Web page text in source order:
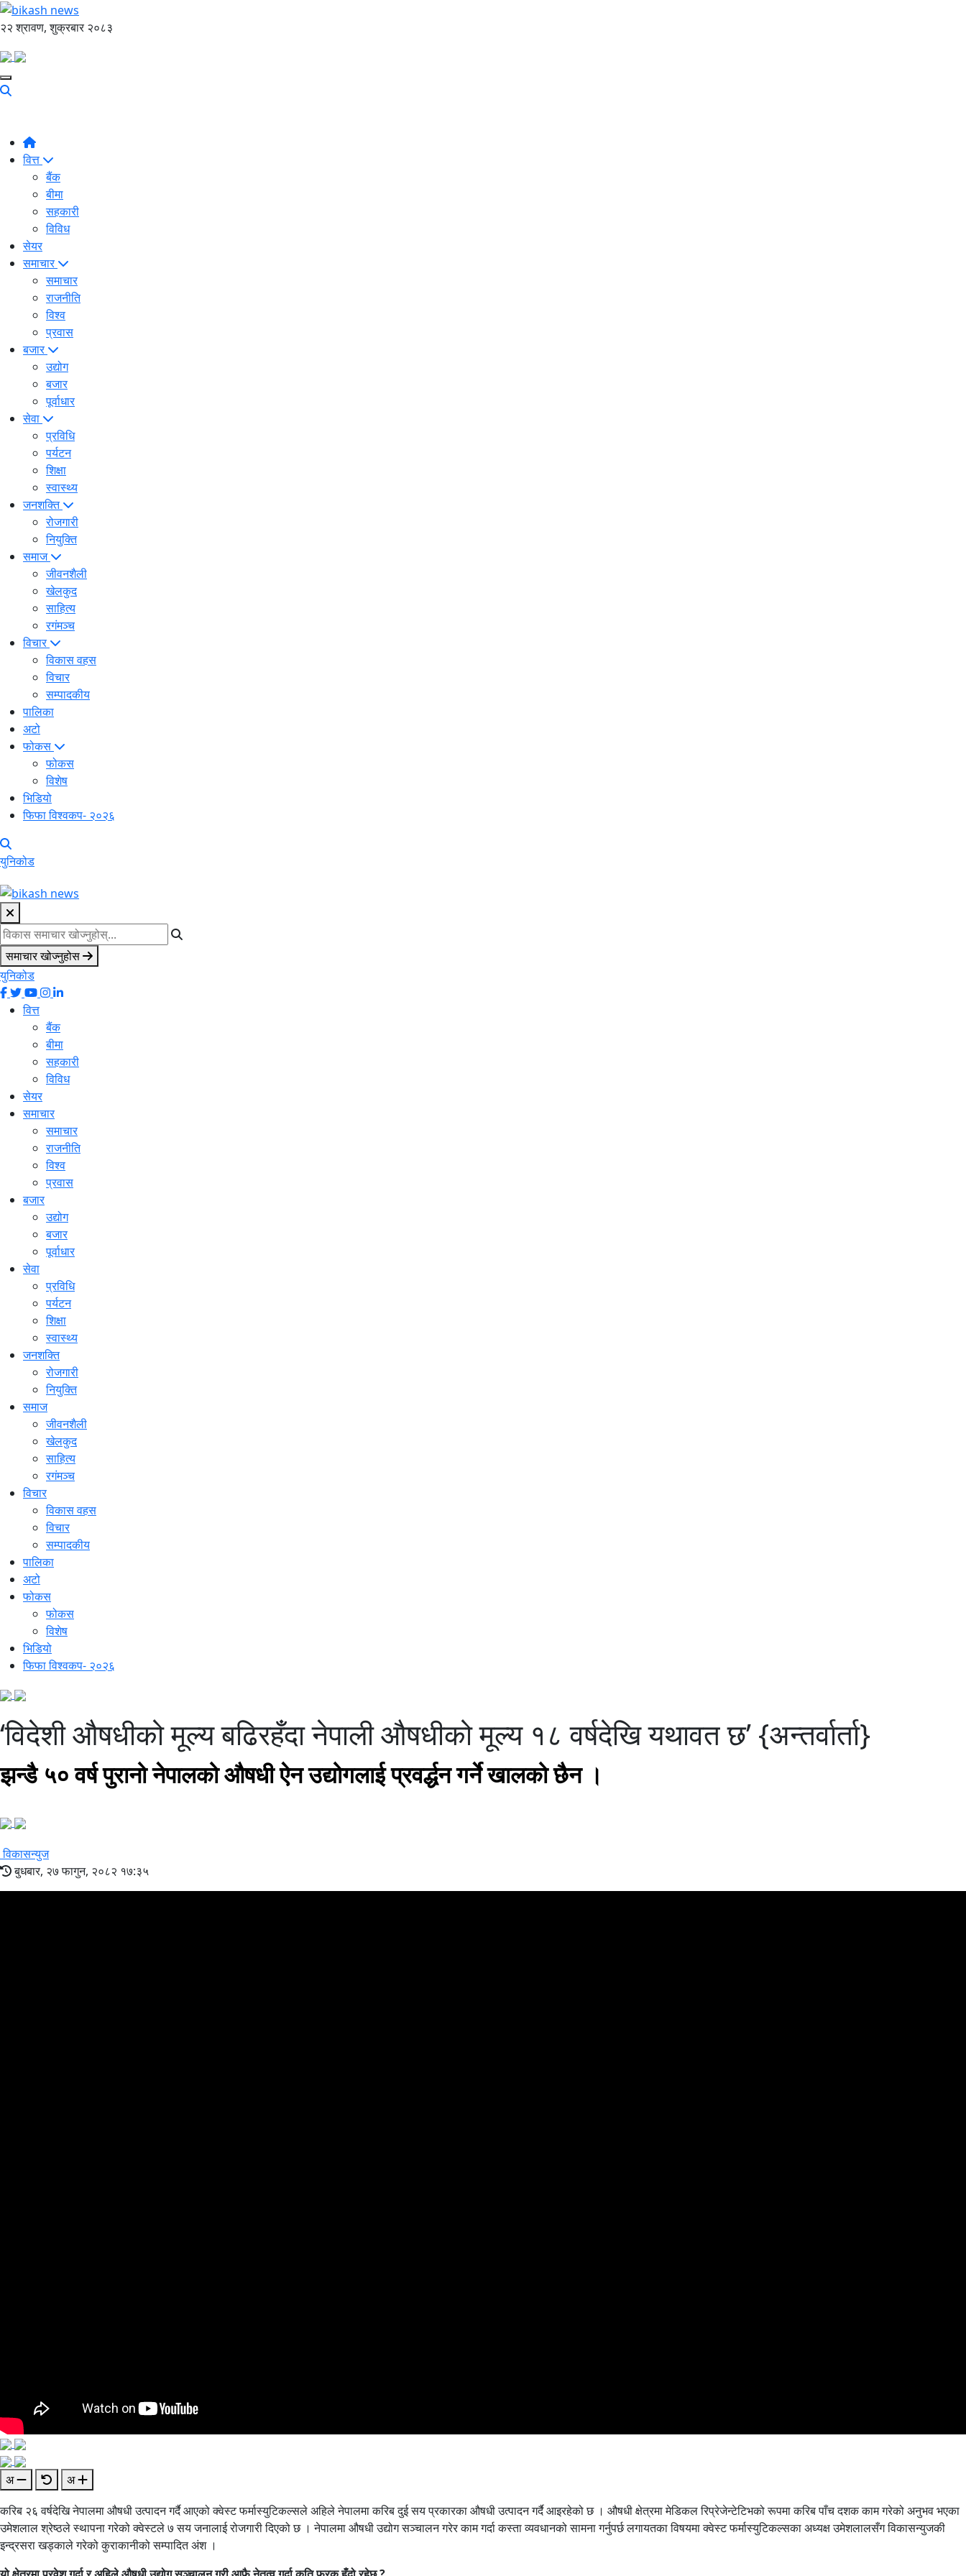
२२ श्रावण, शुक्रबार २०८३
वित्त
बैंक
बीमा
सहकारी
विविध
सेयर
समाचार
समाचार
राजनीति
विश्व
प्रवास
बजार
उद्योग
बजार
पूर्वाधार
सेवा
प्रविधि
पर्यटन
शिक्षा
स्वास्थ्य
जनशक्ति
रोजगारी
नियुक्ति
समाज
जीवनशैली
खेलकुद
साहित्य
रगंमञ्च
विचार
विकास वहस
विचार
सम्पादकीय
पालिका
अटो
फोकस
फोकस
विशेष
भिडियो
फिफा विश्वकप- २०२६
युनिकोड
समाचार खोज्नुहोस
युनिकोड
वित्त
बैंक
बीमा
सहकारी
विविध
सेयर
समाचार
समाचार
राजनीति
विश्व
प्रवास
बजार
उद्योग
बजार
पूर्वाधार
सेवा
प्रविधि
पर्यटन
शिक्षा
स्वास्थ्य
जनशक्ति
रोजगारी
नियुक्ति
समाज
जीवनशैली
खेलकुद
साहित्य
रगंमञ्च
विचार
विकास वहस
विचार
सम्पादकीय
पालिका
अटो
फोकस
फोकस
विशेष
भिडियो
फिफा विश्वकप- २०२६
‘विदेशी औषधीको मूल्य बढिरहँदा नेपाली औषधीको मूल्य १८ वर्षदेखि यथावत छ’ {अन्तर्वार्ता}
झन्डै ५० वर्ष पुरानो नेपालको औषधी ऐन उद्योगलाई प्रवर्द्धन गर्ने खालको छैन ।
विकासन्युज
बुधबार, २७ फागुन, २०८२ १७:३५
अ
अ
करिब २६ वर्षदेखि नेपालमा औषधी उत्पादन गर्दै आएको क्वेस्ट फर्मास्युटिकल्सले अहिले नेपालमा करिब दुई सय प्रकारका औषधी उत्पादन गर्दै आइरहेको छ । औषधी क्षेत्रमा मेडिकल रिप्रेजेन्टेटिभको रूपमा करिब पाँच दशक काम गरेको अनुभव भएका
उमेशलाल श्रेष्ठले स्थापना गरेको क्वेस्टले ७ सय जनालाई रोजगारी दिएको छ । नेपालमा औषधी उद्योग सञ्चालन गरेर काम गर्दा कस्ता व्यवधानको सामना गर्नुपर्छ लगायतका विषयमा क्वेस्ट फर्मास्युटिकल्सका अध्यक्ष उमेशलालसँग विकासन्युजकी
इन्द्रसरा खड्काले गरेको कुराकानीको सम्पादित अंश ।